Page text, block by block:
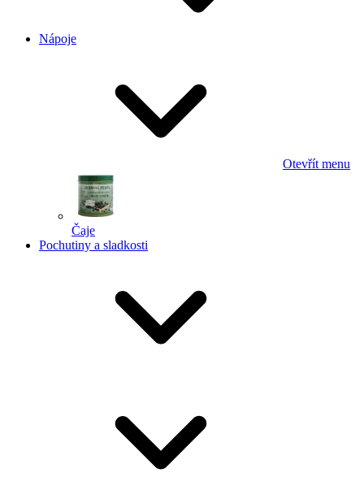
Nápoje
Otevřít menu
Čaje
Pochutiny a sladkosti